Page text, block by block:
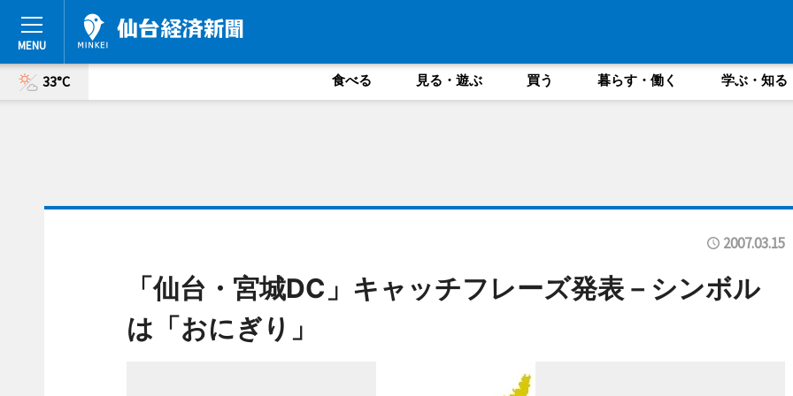
33°C 食べる 見る・遊ぶ 買う 暮らす・働く 学ぶ・知る
2007.03.15
「仙台・宮城DC」キャッチフレーズ発表－シンボル
は「おにぎり」